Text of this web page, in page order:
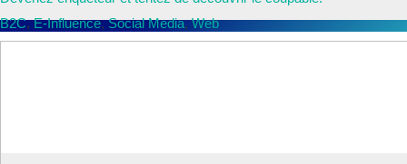
B2C,E-Influence,Social Media,Web